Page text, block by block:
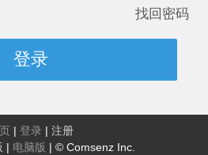
找回密码
登录
| 登录 | 注册
| 电脑版 | © Comsenz Inc.